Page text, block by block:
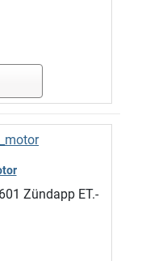
Zündapp ET.-